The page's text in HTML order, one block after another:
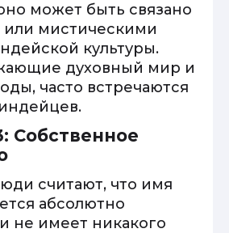
может быть связано
мистическими
культуры.
духовный мир и
часто встречаются
Собственное
считают, что имя
абсолютно
не имеет никакого